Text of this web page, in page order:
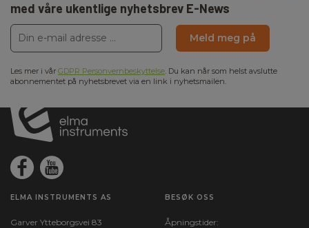
med våre ukentlige nyhetsbrev E-News
Meld meg på
Les mer i vår GDPR Personvernbeskyttelse. Du kan når som helst avslutte
abonnementet på nyhetsbrevet via en link i nyhetsmailen.
ELMA INSTRUMENTS AS
Garver Ytteborgsvei 83
BESØK OSS
Åpningstider: